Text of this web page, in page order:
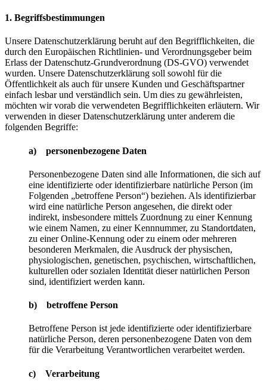
1. Begriffsbestimmungen
Unsere Datenschutzerklärung beruht auf den Begrifflichkeiten, die
durch den Europäischen Richtlinien- und Verordnungsgeber beim
Erlass der Datenschutz-Grundverordnung (DS-GVO) verwendet
wurden. Unsere Datenschutzerklärung soll sowohl für die
Öffentlichkeit als auch für unsere Kunden und Geschäftspartner
einfach lesbar und verständlich sein. Um dies zu gewährleisten,
möchten wir vorab die verwendeten Begrifflichkeiten erläutern. Wir
verwenden in dieser Datenschutzerklärung unter anderem die
folgenden Begriffe:
a) personenbezogene Daten
Personenbezogene Daten sind alle Informationen, die sich auf
eine identifizierte oder identifizierbare natürliche Person (im
Folgenden „betroffene Person“) beziehen. Als identifizierbar
wird eine natürliche Person angesehen, die direkt oder
indirekt, insbesondere mittels Zuordnung zu einer Kennung
wie einem Namen, zu einer Kennnummer, zu Standortdaten,
zu einer Online-Kennung oder zu einem oder mehreren
besonderen Merkmalen, die Ausdruck der physischen,
physiologischen, genetischen, psychischen, wirtschaftlichen,
kulturellen oder sozialen Identität dieser natürlichen Person
sind, identifiziert werden kann.
b) betroffene Person
Betroffene Person ist jede identifizierte oder identifizierbare
natürliche Person, deren personenbezogene Daten von dem
für die Verarbeitung Verantwortlichen verarbeitet werden.
c) Verarbeitung